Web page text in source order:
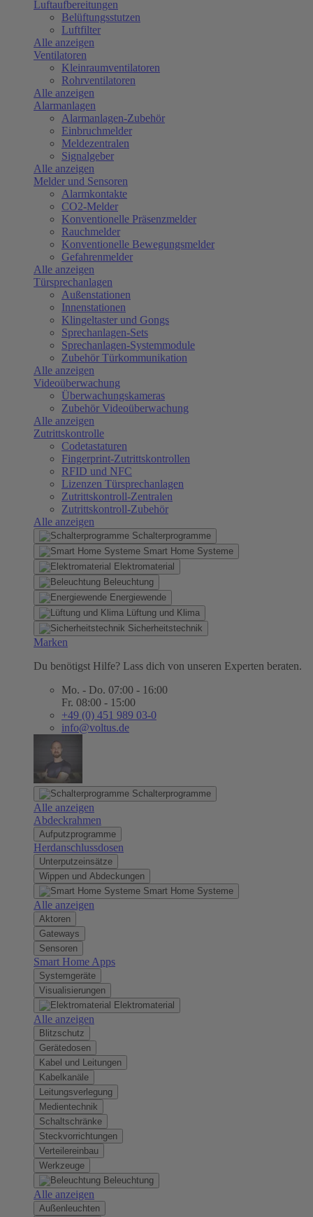
Luftaufbereitungen
Belüftungsstutzen
Luftfilter
Alle anzeigen
Ventilatoren
Kleinraumventilatoren
Rohrventilatoren
Alle anzeigen
Alarmanlagen
Alarmanlagen-Zubehör
Einbruchmelder
Meldezentralen
Signalgeber
Alle anzeigen
Melder und Sensoren
Alarmkontakte
CO2-Melder
Konventionelle Präsenzmelder
Rauchmelder
Konventionelle Bewegungsmelder
Gefahrenmelder
Alle anzeigen
Türsprechanlagen
Außenstationen
Innenstationen
Klingeltaster und Gongs
Sprechanlagen-Sets
Sprechanlagen-Systemmodule
Zubehör Türkommunikation
Alle anzeigen
Videoüberwachung
Überwachungskameras
Zubehör Videoüberwachung
Alle anzeigen
Zutrittskontrolle
Codetastaturen
Fingerprint-Zutrittskontrollen
RFID und NFC
Lizenzen Türsprechanlagen
Zutrittskontroll-Zentralen
Zutrittskontroll-Zubehör
Alle anzeigen
Schalterprogramme
Smart Home Systeme
Elektromaterial
Beleuchtung
Energiewende
Lüftung und Klima
Sicherheitstechnik
Marken
Du benötigst Hilfe? Lass dich von unseren Experten beraten.
Mo. - Do. 07:00 - 16:00
Fr. 08:00 - 15:00
+49 (0) 451 989 03-0
info@voltus.de
Schalterprogramme
Alle anzeigen
Abdeckrahmen
Aufputzprogramme
Herdanschlussdosen
Unterputzeinsätze
Wippen und Abdeckungen
Smart Home Systeme
Alle anzeigen
Aktoren
Gateways
Sensoren
Smart Home Apps
Systemgeräte
Visualisierungen
Elektromaterial
Alle anzeigen
Blitzschutz
Gerätedosen
Kabel und Leitungen
Kabelkanäle
Leitungsverlegung
Medientechnik
Schaltschränke
Steckvorrichtungen
Verteilereinbau
Werkzeuge
Beleuchtung
Alle anzeigen
Außenleuchten